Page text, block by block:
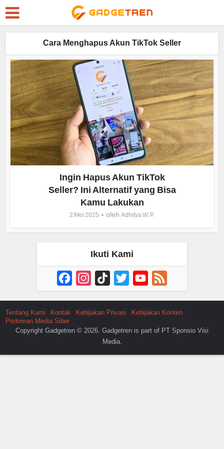
Cara Menghapus Akun TikTok Seller
Ingin Hapus Akun TikTok
Seller? Ini Alternatif yang Bisa
Kamu Lakukan
2 Mei 2025 oleh Adhitya W. P.
Ikuti Kami
FacebookInstagram
TikTok Twitter YouTube
Channel
Tentang Kami Kontak Kebijakan Privasi
Kebijakan Konten
Pedoman Media Siber
Copyright Gadgetren © 2026. Gadgetren is part of PT Sponsio Visi
Media.